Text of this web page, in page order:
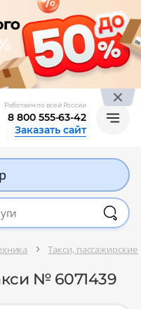
Работаем по всей России
8 800 555-63-42
Заказать сайт
Такси, пассажирские
№ 6071439